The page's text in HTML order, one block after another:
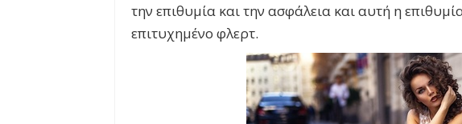
την επιθυμία και την ασφάλεια και αυτή η
επιτυχημένο φλερτ.